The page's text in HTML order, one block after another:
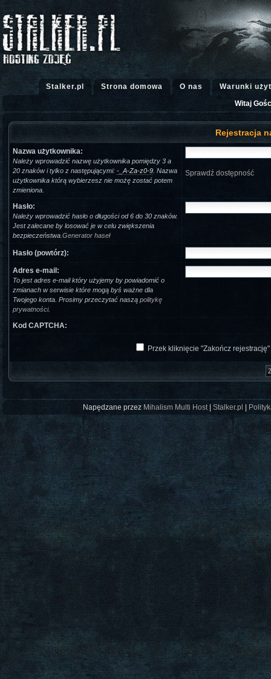
Stalker.pl Strona domowa O nas
Warunki
Witaj
Rejestracja
Nazwa użytkownika:
Należy wprowadzić nazwę użytkownika pomiędzy 3 a
20 znaków i tylko z następującymi: -_A-Za-z0-9 . Nazwa
użytkownika którą wybierzesz nie możę zostać potem
zmieniona.
Sprawdź dostępność
Hasło:
Należy wprowadzić hasło o długości od 6 do 30 znaków.
Jest zalecane by losować je w celu zwiększenia
bezpieczeństwa. Generator haseł
Hasło (powtórz):
Adres e-mail:
To jest adres e-mail który użyjemy by powiadomić o
zmianach w serwisie które mogą byś ważne dla
Twojego konta. Prosimy przeczytać naszą politykę
prywatności.
Kod CAPTCHA:
Przek kliknięcie "Zakończ
Napędzane przez Mihalism Multi Host| Stalker.pl